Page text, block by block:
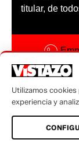
titular, de
Utilizamos
experiencia y